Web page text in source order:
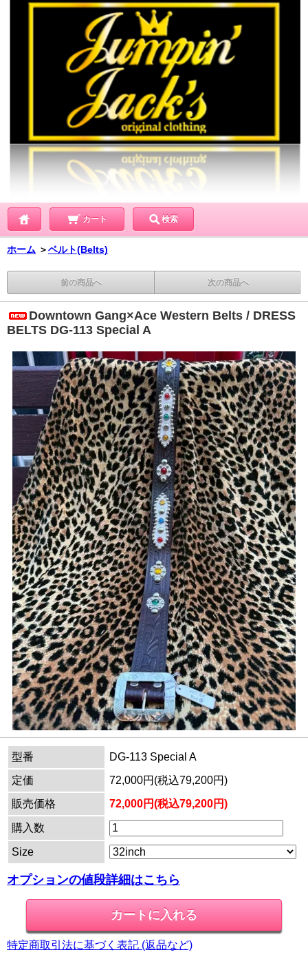
カート 検索
ホーム ＞ベルト(Belts)
前の商品へ 次の商品へ
Downtown Gang×Ace Western Belts / DRESS
BELTS DG-113 Special A
型番
DG-113 Special A
定価
72,000円(税込79,200円)
販売価格
72,000円(税込79,200円)
購入数
Size
オプションの値段詳細はこちら
特定商取引法に基づく表記 (返品など)